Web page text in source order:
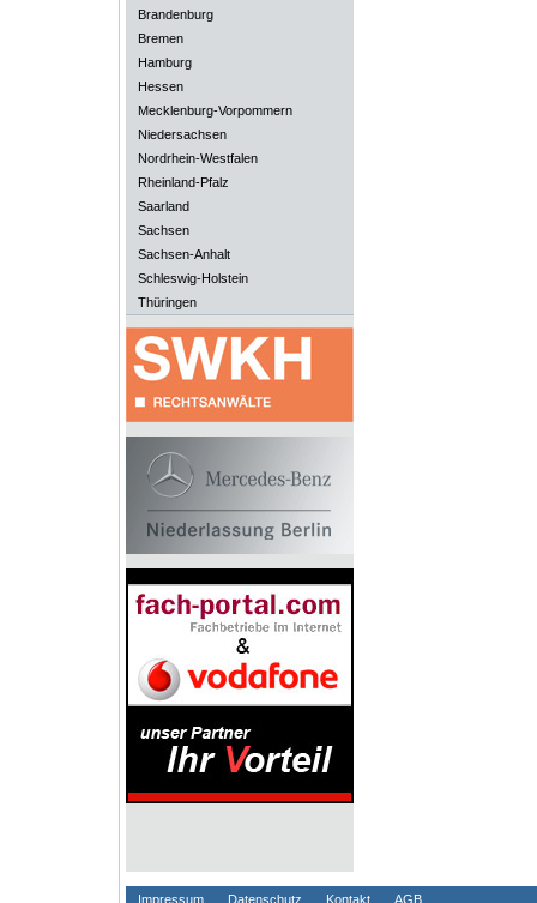
Brandenburg
Bremen
Hamburg
Hessen
Mecklenburg-Vorpommern
Niedersachsen
Nordrhein-Westfalen
Rheinland-Pfalz
Saarland
Sachsen
Sachsen-Anhalt
Schleswig-Holstein
Thüringen
Impressum Datenschutz Kontakt AGB